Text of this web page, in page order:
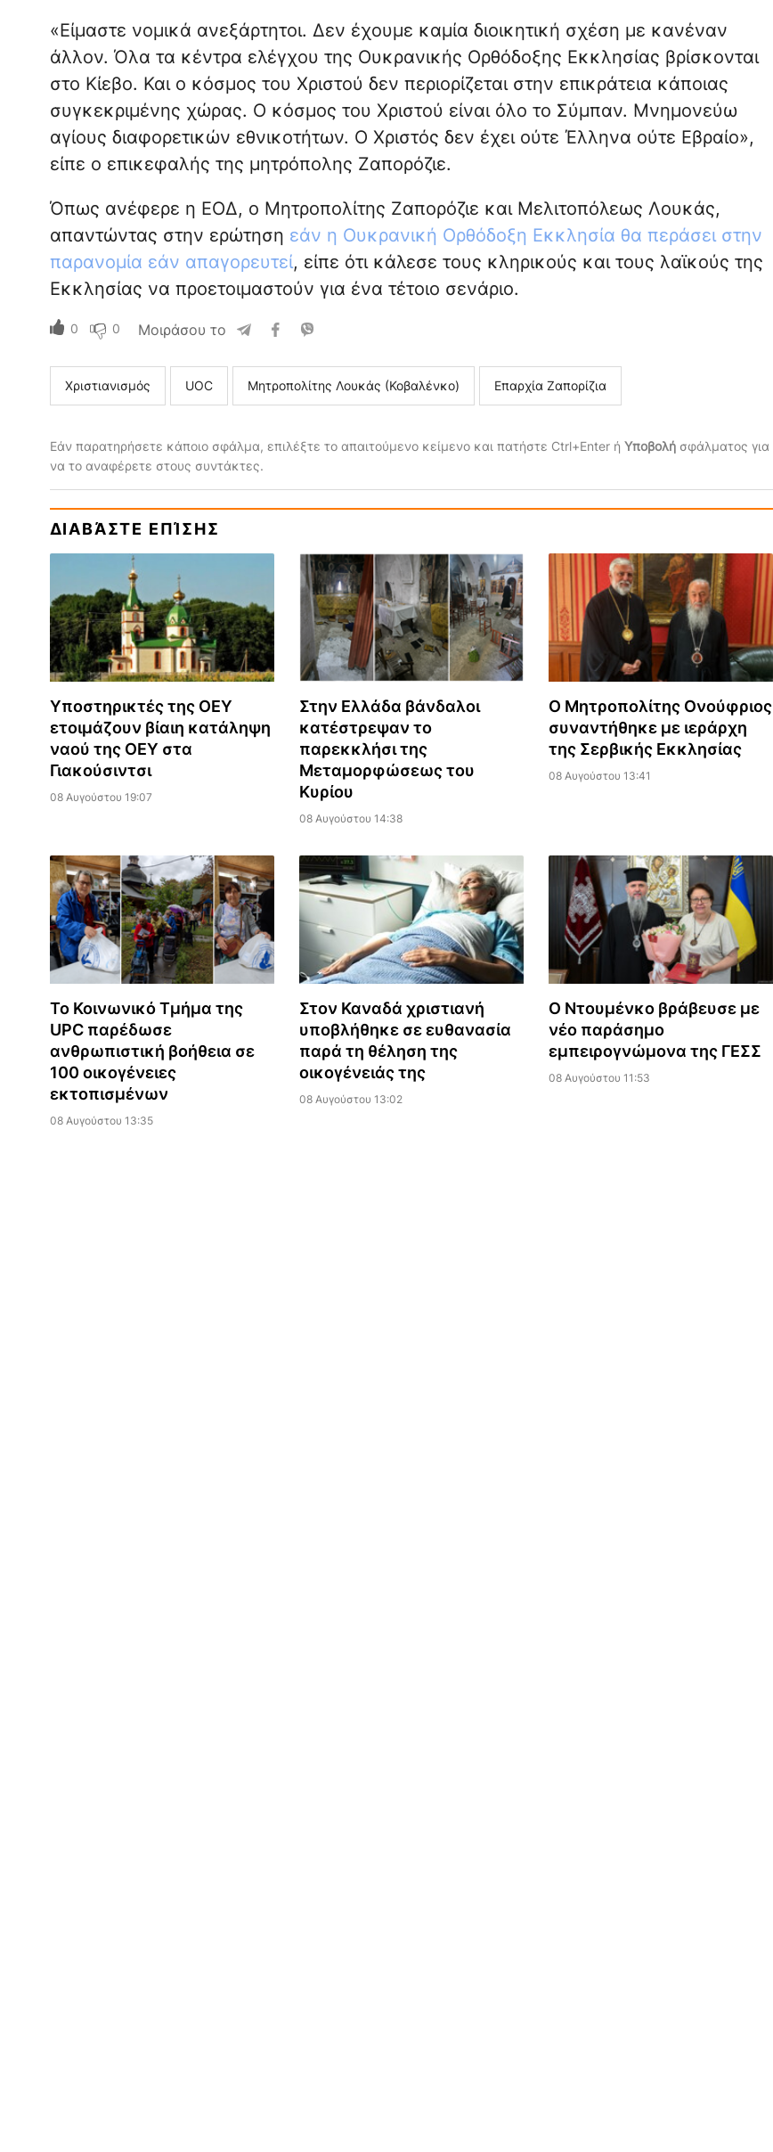
«Είμαστε νομικά ανεξάρτητοι. Δεν έχουμε καμία διοικητική σχέση με κανέναν
άλλον. Όλα τα κέντρα ελέγχου της Ουκρανικής Ορθόδοξης Εκκλησίας βρίσκονται
στο Κίεβο. Και ο κόσμος του Χριστού δεν περιορίζεται στην επικράτεια κάποιας
συγκεκριμένης χώρας. Ο κόσμος του Χριστού είναι όλο το Σύμπαν. Μνημονεύω
αγίους διαφορετικών εθνικοτήτων. Ο Χριστός δεν έχει ούτε Έλληνα ούτε Εβραίο»,
είπε ο επικεφαλής της μητρόπολης Ζαπορόζιε.
Όπως ανέφερε η ΕΟΔ, ο Μητροπολίτης Ζαπορόζιε και Μελιτοπόλεως Λουκάς,
απαντώντας στην ερώτηση εάν η Ουκρανική Ορθόδοξη Εκκλησία θα περάσει στην
παρανομία εάν απαγορευτεί, είπε ότι κάλεσε τους κληρικούς και τους λαϊκούς της
Εκκλησίας να προετοιμαστούν για ένα τέτοιο σενάριο.
0 0 Μοιράσου το
Χριστιανισμός UOC Μητροπολίτης Λουκάς (Κοβαλένκο) Επαρχία Ζαπορίζια
Εάν παρατηρήσετε κάποιο σφάλμα, επιλέξτε το απαιτούμενο κείμενο και πατήστε Ctrl+Enter ή Υποβολήσφάλματος για
να το αναφέρετε στους συντάκτες.
ΔΙΑΒΆΣΤΕ ΕΠΊΣΗΣ
Υποστηρικτές της ΟΕΥ
ετοιμάζουν βίαιη κατάληψη
ναού της ΟΕΥ στα
Γιακούσιντσι
08 Αυγούστου 19:07
Στην Ελλάδα βάνδαλοι
κατέστρεψαν το
παρεκκλήσι της
Μεταμορφώσεως του
Κυρίου
08 Αυγούστου 14:38
Ο Μητροπολίτης Ονούφριος
συναντήθηκε με ιεράρχη
της Σερβικής Εκκλησίας
08 Αυγούστου 13:41
Το Κοινωνικό Τμήμα της
UPC παρέδωσε
ανθρωπιστική βοήθεια σε
100 οικογένειες
εκτοπισμένων
08 Αυγούστου 13:35
Στον Καναδά χριστιανή
υποβλήθηκε σε ευθανασία
παρά τη θέληση της
οικογένειάς της
08 Αυγούστου 13:02
Ο Ντουμένκο βράβευσε με
νέο παράσημο
εμπειρογνώμονα της ΓΕΣΣ
08 Αυγούστου 11:53